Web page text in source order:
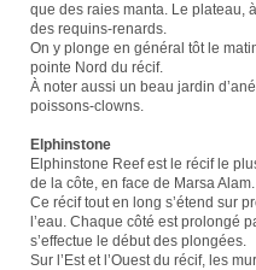
que des raies manta. Le plateau,
des requins-renards.
On y plonge en général tôt le
pointe Nord du récif.
À noter aussi un beau jardin
poissons-clowns.
Elphinstone
Elphinstone Reef est le récif le
de la côte, en face de Marsa Alam.
Ce récif tout en long s’étend sur
l’eau. Chaque côté est prolongé
s’effectue le début des plongées.
Sur l’Est et l’Ouest du récif, les